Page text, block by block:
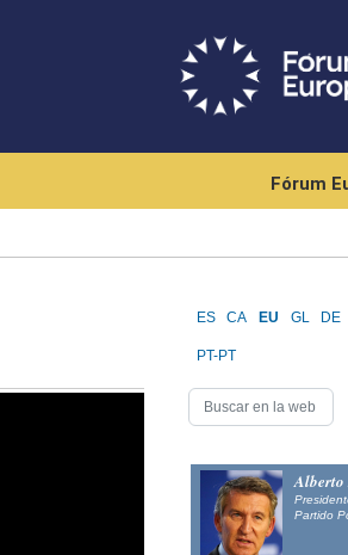
Fórum
ES CA EU GL DE
PT-PT
Alberto
Partido